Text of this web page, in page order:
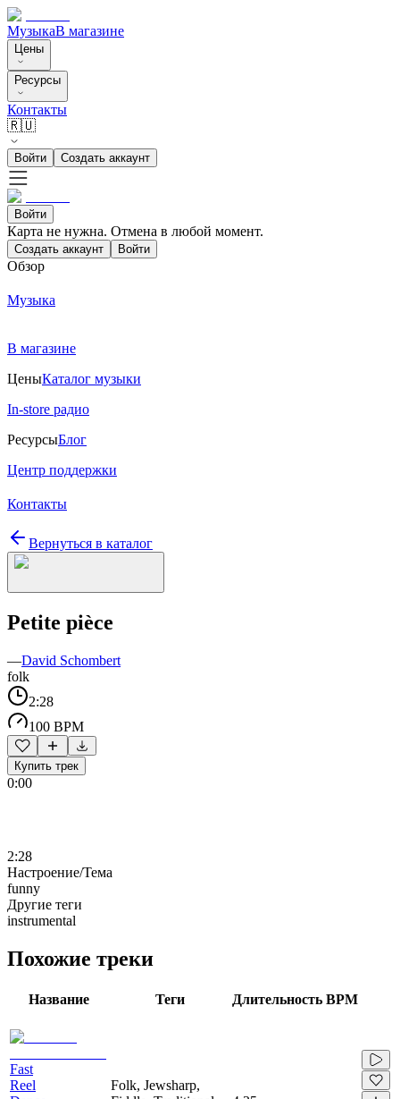
МузыкаВ магазине
Цены
Ресурсы
Контакты
🇷🇺
Войти Создать аккаунт
Войти
Карта не нужна. Отмена в любой момент.
Создать аккаунт Войти
Обзор
Музыка
В магазине
ЦеныКаталог музыки
In-store радио
РесурсыБлог
Центр поддержки
Контакты
Вернуться в каталог
Petite pièce
—David Schombert
folk
2:28
100 BPM
Купить трек
0:00
2:28
Настроение/Тема
funny
Другие теги
instrumental
Похожие треки
Название Теги Длительность BPM
Fast
Reel
Folk, Jewsharp,